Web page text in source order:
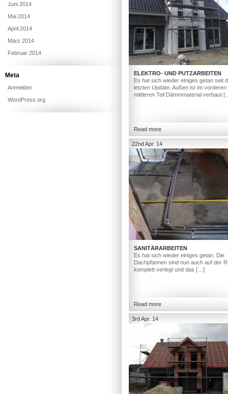
ELEKTRO- UND PUTZARBEITEN
Es hat sich wieder einiges getan seit
letzten Update. Außen ist im vorderen
mittleren Teil Dämmmaterial verbaut
Read more
22nd Apr. 14
SANITÄRARBEITEN
Es hat sich wieder einiges getan. Die
Dachpfannen sind nun auch auf der
komplett verlegt und das […]
Read more
3rd Apr. 14
Juni 2014
Mai 2014
April 2014
März 2014
Februar 2014
Meta
Anmelden
WordPress.org